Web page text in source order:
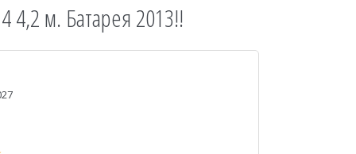
4,2 м. Батарея 2013!!